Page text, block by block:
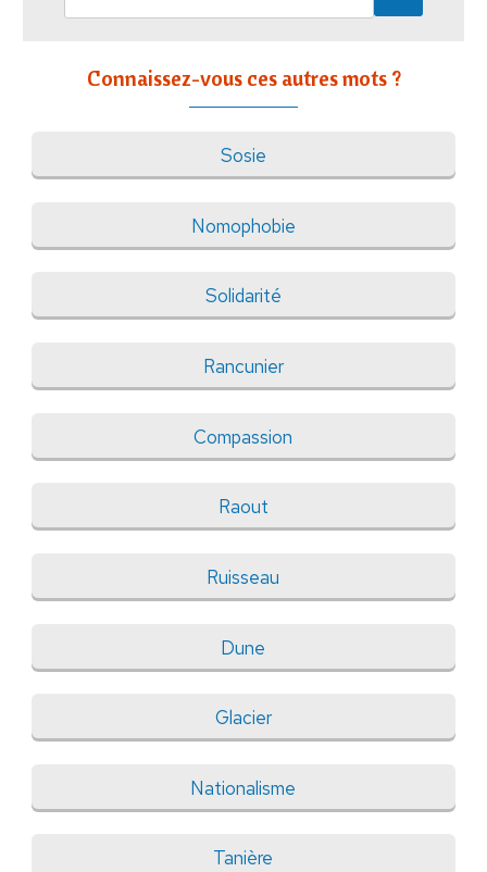
Connaissez-vous ces autres mots ?
Sosie
Nomophobie
Solidarité
Rancunier
Compassion
Raout
Ruisseau
Dune
Glacier
Nationalisme
Tanière